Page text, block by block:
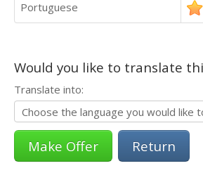
Portuguese
Would you like to translate
Translate into:
Return